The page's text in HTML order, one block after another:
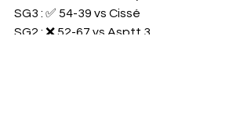
SG3 : ✅️ 54-39 vs Cissé
SG2 : ❌️ 52-67 vs Asptt 3